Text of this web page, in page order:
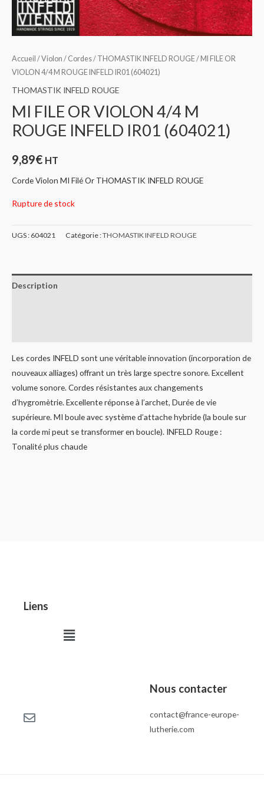
Accueil /Violon / Cordes/ THOMASTIK INFELD ROUGE/ MI FILE OR
VIOLON 4/4 M ROUGE INFELD IR01 (604021)
THOMASTIK INFELD ROUGE
MI FILE OR VIOLON 4/4 M
ROUGE INFELD IR01 (604021)
9,89€ HT
Corde Violon MI Filé Or THOMASTIK INFELD ROUGE
Rupture de stock
UGS : 604021 Catégorie :THOMASTIK INFELD ROUGE
Description
Les cordes INFELD sont une véritable innovation (incorporation de
nouveaux alliages) offrant un très large spectre sonore. Excellent
volume sonore. Cordes résistantes aux changements
d’hygromètrie. Excellente réponse à l’archet, Durée de vie
supérieure. MI boule avec système d’attache hybride (la boule sur
la corde mi peut se transformer en boucle). INFELD Rouge :
Tonalité plus chaude
Liens
Menu
Nous contacter
contact@france-europe-
lutherie.com